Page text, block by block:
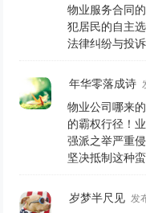
物业服务合同
犯居民的自主
法律纠纷与投
年华零落成诗
物业公司哪来
的霸权行径！
强派之举严重
坚决抵制这种
岁梦半尺见 发